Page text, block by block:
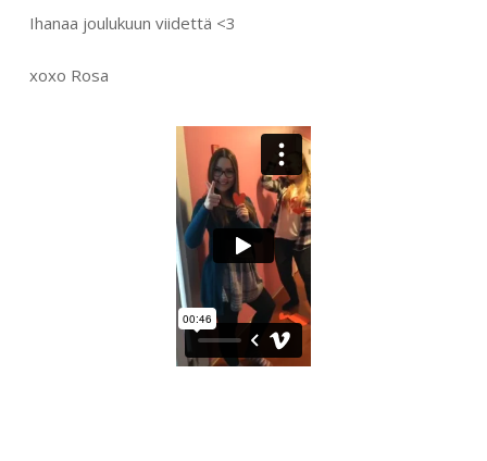
Ihanaa joulukuun viidettä <3
xoxo Rosa